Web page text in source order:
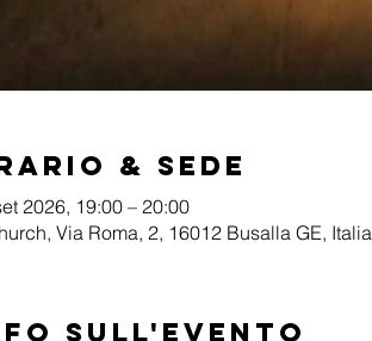
& Sede
2026, 19:00 – 20:00
Via Roma, 2, 16012 Busalla GE, Italia
sull'evento